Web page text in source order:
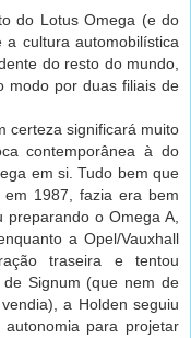
do Lotus Omega (e do
cultura automobilística
do resto do mundo,
modo por duas filiais de
certeza significará muito
contemporânea à do
em si. Tudo bem que
1987, fazia era bem
preparando o Omega A,
a Opel/Vauxhall
traseira e tentou
Signum (que nem de
a Holden seguiu
para projetar